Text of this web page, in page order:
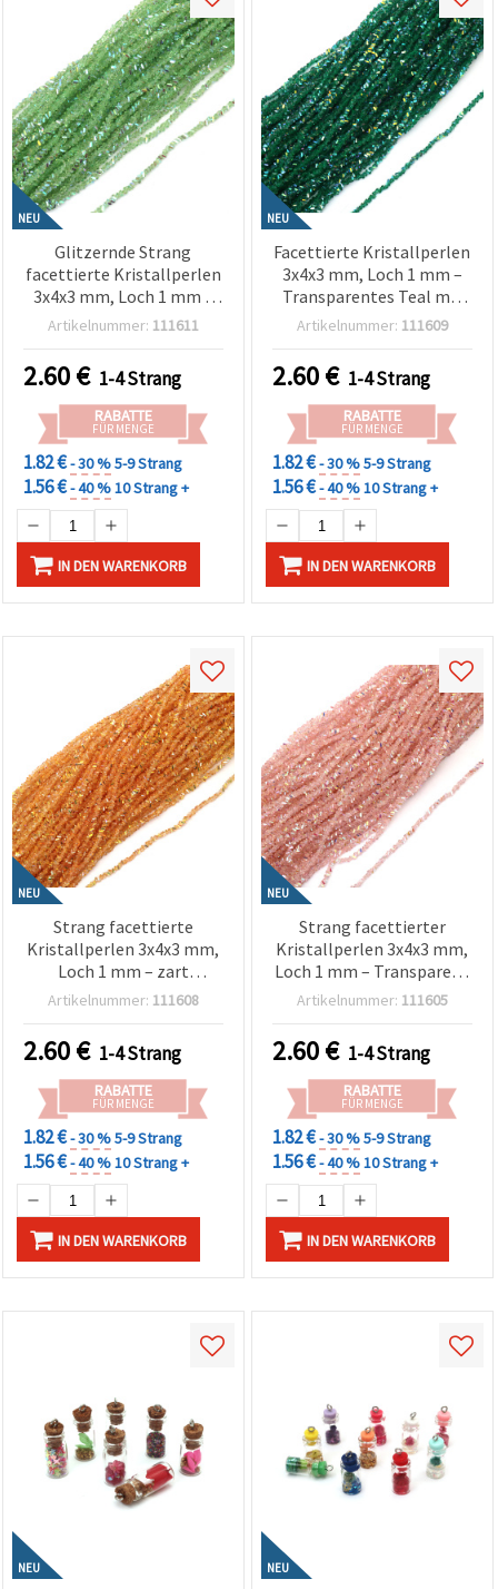
NEU
Glitzernde Strang
facettierte Kristallperlen
3x4x3 mm, Loch 1 mm –
Transparent Hellgrün
schimmernder AB-
Beschichtung, ca. 130
Stück
Artikelnummer: 111611
2.60€ 1-4 Strang
RABATTE
FÜR MENGE
1.82 €- 30 %5-9 Strang
1.56 €- 40 %10 Strang +
IN DEN WARENKORB
NEU
Facettierte Kristallperlen
3x4x3 mm, Loch 1 mm –
Transparentes Teal mit
Regenbogen-AB-
130 Stück
Artikelnummer: 111609
2.60€ 1-4 Strang
RABATTE
FÜR MENGE
1.82 €- 30 %5-9 Strang
1.56 €- 40 %10 Strang +
IN DEN WARENKORB
NEU
Strang facettierte
Kristallperlen 3x4x3 mm,
Loch 1 mm – zart
transparentes
Regenbogen mit
schimmernder AB-
Beschichtung, ca. 130
Stück
Artikelnummer: 111608
2.60€ 1-4 Strang
RABATTE
FÜR MENGE
1.82 €- 30 %5-9 Strang
1.56 €- 40 %10 Strang +
IN DEN WARENKORB
NEU
Strang facettierter
Kristallperlen 3x4x3 mm,
Loch 1 mm – Transparent
Pink Rainbow mit
Beschichtung,
Bastelperlen ~130 Stück
Artikelnummer: 111605
2.60€ 1-4 Strang
RABATTE
FÜR MENGE
1.82 €- 30 %5-9 Strang
1.56 €- 40 %10 Strang +
IN DEN WARENKORB
NEU NEU